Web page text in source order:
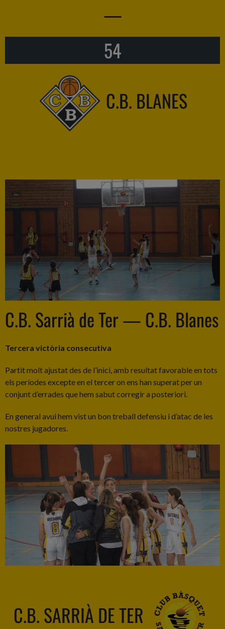
—
54
C.B. BLANES
C.B. Sarrià de Ter — C.B. Blanes
Tercera victòria consecutiva
Partit molt ajustat des de l’inici, amb resultat favorable en tots
els períodes excepte en el tercer on ens han superat per un
conjunt d’errades que hem sabut corregir a posteriori.
En general avui hem vist un bon treball defensiu i d’atac de les
nostres jugadores.
C.B. SARRIÀ DE TER